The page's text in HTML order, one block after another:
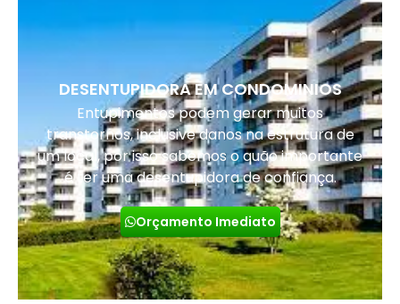
DESENTUPIDORA EM CONDOMINIOS
Entupimentos podem gerar muitos
transtornos, inclusive danos na estrutura de
um local, por isso sabemos o quão importante
é ter uma desentupidora de confiança.
Orçamento Imediato